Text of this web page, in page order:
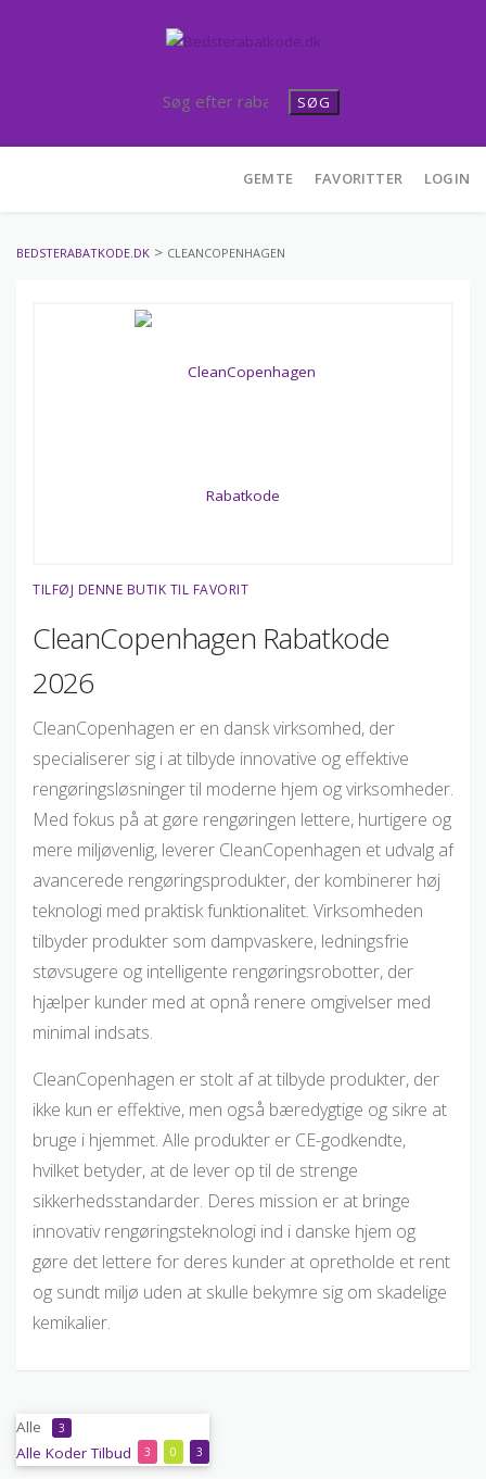
SØG
GEMTE FAVORITTER LOGIN
BEDSTERABATKODE.DK > CLEANCOPENHAGEN
TILFØJ DENNE BUTIK TIL FAVORIT
CleanCopenhagen Rabatkode
2026
CleanCopenhagen er en dansk virksomhed, der
specialiserer sig i at tilbyde innovative og effektive
rengøringsløsninger til moderne hjem og virksomheder.
Med fokus på at gøre rengøringen lettere, hurtigere og
mere miljøvenlig, leverer CleanCopenhagen et udvalg af
avancerede rengøringsprodukter, der kombinerer høj
teknologi med praktisk funktionalitet. Virksomheden
tilbyder produkter som dampvaskere, ledningsfrie
støvsugere og intelligente rengøringsrobotter, der
hjælper kunder med at opnå renere omgivelser med
minimal indsats.
CleanCopenhagen er stolt af at tilbyde produkter, der
ikke kun er effektive, men også bæredygtige og sikre at
bruge i hjemmet. Alle produkter er CE-godkendte,
hvilket betyder, at de lever op til de strenge
sikkerhedsstandarder. Deres mission er at bringe
innovativ rengøringsteknologi ind i danske hjem og
gøre det lettere for deres kunder at opretholde et rent
og sundt miljø uden at skulle bekymre sig om skadelige
kemikalier.
Alle 3
Alle 3
Koder 0
Tilbud 3